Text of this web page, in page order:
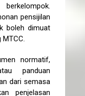
pensijilan
boleh dimuat
normatif,
panduan
dari semasa
penjelasan